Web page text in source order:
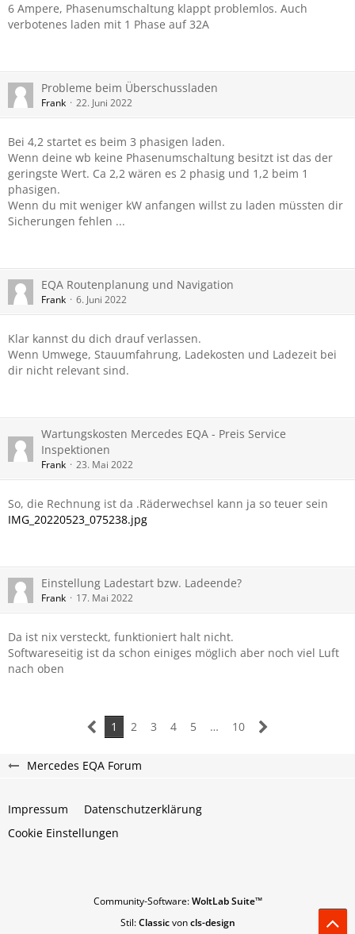
6 Ampere, Phasenumschaltung klappt problemlos. Auch
verbotenes laden mit 1 Phase auf 32A
Probleme beim Überschussladen
Frank 22. Juni 2022
Bei 4,2 startet es beim 3 phasigen laden.
Wenn deine wb keine Phasenumschaltung besitzt ist das der
geringste Wert. Ca 2,2 wären es 2 phasig und 1,2 beim 1
phasigen.
Wenn du mit weniger kW anfangen willst zu laden müssten dir
Sicherungen fehlen ...
EQA Routenplanung und Navigation
Frank 6. Juni 2022
Klar kannst du dich drauf verlassen.
Wenn Umwege, Stauumfahrung, Ladekosten und Ladezeit bei
dir nicht relevant sind.
Wartungskosten Mercedes EQA - Preis Service
Inspektionen
Frank 23. Mai 2022
So, die Rechnung ist da .Räderwechsel kann ja so teuer sein
IMG_20220523_075238.jpg
Einstellung Ladestart bzw. Ladeende?
Frank 17. Mai 2022
Da ist nix versteckt, funktioniert halt nicht.
Softwareseitig ist da schon einiges möglich aber noch viel Luft
nach oben
1 2 3 4 5 … 10
Mercedes EQA Forum
Impressum
Datenschutzerklärung
Cookie Einstellungen
Community-Software:WoltLab Suite™
Stil:Classicvoncls-design